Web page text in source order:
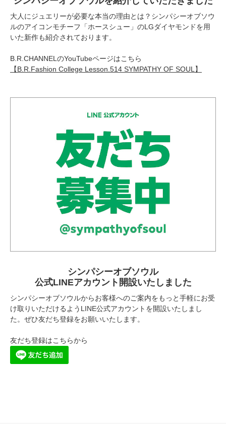
大人にジュエリーが必要な本当の理由とは？シンパシーオブソウ
ルのアイコンモチーフ「ホースシュー」のLGダイヤモンドを用
いた新作も紹介されております。
B.R.CHANNELのYouTubeページはこちら
【B.R.Fashion College Lesson.514 SYMPATHY OF SOUL】
シンパシーオブソウル
公式LINEアカウント開設いたしました
シンパシーオブソウルからお客様へのご案内をもっと手軽にお受
け取りいただけるようLINE公式アカウントを開設いたしまし
た。ぜひ友だち登録をお願いいたします。
友だち登録はこちらから